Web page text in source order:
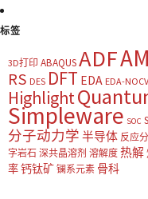
标签
3D打印 ABAQUSADF
RS DES DFT EDA EDA-NOCV
Highlight
Simpleware SOC
分子动力学 半导体 反应
字岩石 深共晶溶剂 溶解度 热解
率钙钛矿 镧系元素 骨科